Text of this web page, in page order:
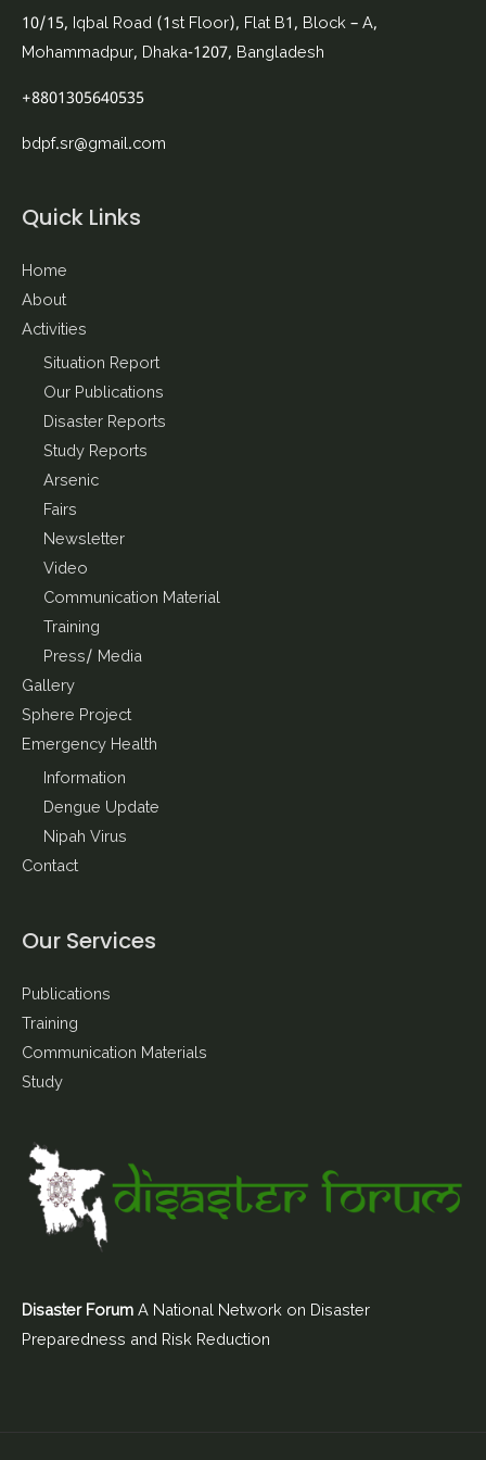
10/15, Iqbal Road (1st Floor), Flat B1, Block – A,
Mohammadpur, Dhaka-1207, Bangladesh
+8801305640535
bdpf.sr@gmail.com
Quick Links
Home
About
Activities
Situation Report
Our Publications
Disaster Reports
Study Reports
Arsenic
Fairs
Newsletter
Video
Communication Material
Training
Press/ Media
Gallery
Sphere Project
Emergency Health
Information
Dengue Update
Nipah Virus
Contact
Our Services
Publications
Training
Communication Materials
Study
Disaster Forum A National Network on Disaster
Preparedness and Risk Reduction